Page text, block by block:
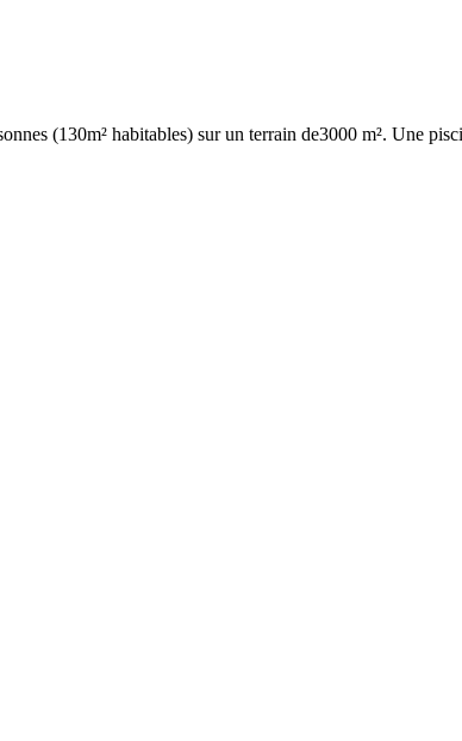
(130m² habitables) sur un terrain de3000 m². Une